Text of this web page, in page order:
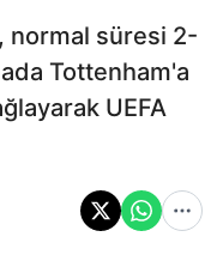
normal süresi 2-
Tottenham'a
UEFA